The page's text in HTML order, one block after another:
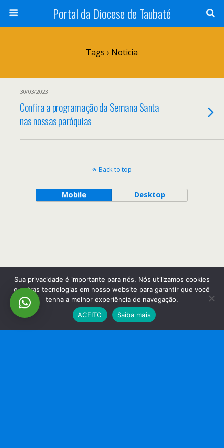
Portal da Diocese de Taubaté
Tags › Noticia
30/03/2023
Confira a programação da Semana Santa
nas nossas paróquias
Back to top
Mobile Desktop
Sua privacidade é importante para nós. Nós utilizamos cookies
e outras tecnologias em nosso website para garantir que você
tenha a melhor experiência de navegação.
ACEITO
Saiba mais